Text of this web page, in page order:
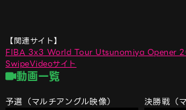
FIBA 3x3 World Tour Utsunomiya Opener
SwipeVideoサイト
動画一覧
予選（マルチアングル映像） 決勝戦（